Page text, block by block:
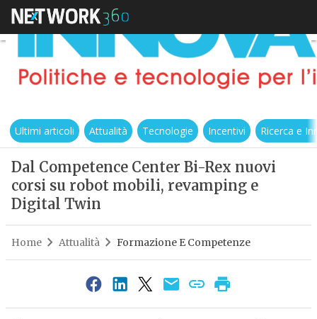
Ultimi articoli Attualità Tecnologie Incentivi Ricerca e
Dal Competence Center Bi-Rex nuovi
corsi su robot mobili, revamping e
Digital Twin
Home Attualità Formazione E Competenze